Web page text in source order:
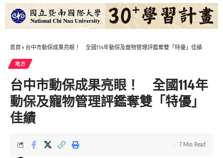
首頁 » 台中市動保成果亮眼！ 全國114年動保及寵物管理評鑑奪雙「特優」佳績
地方
台中市動保成果亮眼！ 全國114年
動保及寵物管理評鑑奪雙「特優」
佳績
7 Min Read